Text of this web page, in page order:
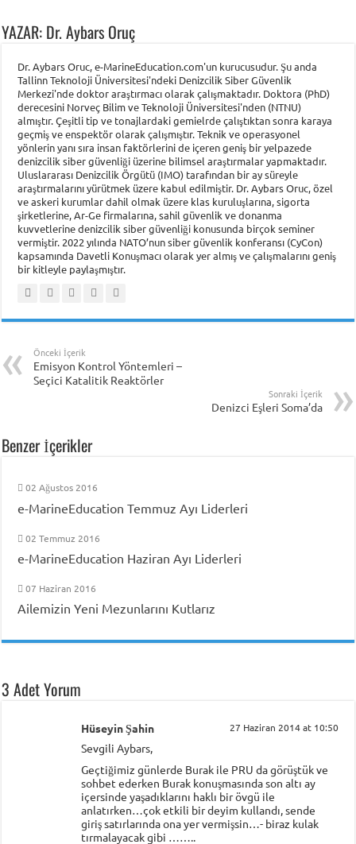
YAZAR: Dr. Aybars Oruç
Dr. Aybars Oruc, e-MarineEducation.com'un kurucusudur. Şu anda
Tallinn Teknoloji Üniversitesi'ndeki Denizcilik Siber Güvenlik
Merkezi'nde doktor araştırmacı olarak çalışmaktadır. Doktora (PhD)
derecesini Norveç Bilim ve Teknoloji Üniversitesi'nden (NTNU)
almıştır. Çeşitli tip ve tonajlardaki gemielrde çalıştıktan sonra karaya
geçmiş ve enspektör olarak çalışmıştır. Teknik ve operasyonel
yönlerin yanı sıra insan faktörlerini de içeren geniş bir yelpazede
denizcilik siber güvenliği üzerine bilimsel araştırmalar yapmaktadır.
Uluslararası Denizcilik Örgütü (IMO) tarafından bir ay süreyle
araştırmalarını yürütmek üzere kabul edilmiştir. Dr. Aybars Oruc, özel
ve askeri kurumlar dahil olmak üzere klas kuruluşlarına, sigorta
şirketlerine, Ar-Ge firmalarına, sahil güvenlik ve donanma
kuvvetlerine denizcilik siber güvenliği konusunda birçok seminer
vermiştir. 2022 yılında NATO’nun siber güvenlik konferansı (CyCon)
kapsamında Davetli Konuşmacı olarak yer almış ve çalışmalarını geniş
bir kitleyle paylaşmıştır.
Önceki İçerik
Emisyon Kontrol Yöntemleri –
Seçici Katalitik Reaktörler
Sonraki İçerik
Denizci Eşleri Soma’da
Benzer İçerikler
02 Ağustos 2016
e-MarineEducation Temmuz Ayı Liderleri
02 Temmuz 2016
e-MarineEducation Haziran Ayı Liderleri
07 Haziran 2016
Ailemizin Yeni Mezunlarını Kutlarız
3 Adet Yorum
Hüseyin Şahin 27 Haziran 2014 at 10:50
Sevgili Aybars,
Geçtiğimiz günlerde Burak ile PRU da görüştük ve
sohbet ederken Burak konuşmasında son altı ay
içersinde yaşadıklarını haklı bir övgü ile
anlatırken…çok etkili bir deyim kullandı, sende
giriş satırlarında ona yer vermişsin…- biraz kulak
tırmalayacak gibi ……..